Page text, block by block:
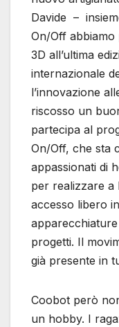
Davide –
On/Off
3D all’ultima
internazionale
l’innovazione
riscosso un
partecipa al
On/Off, che sta
appassionati di
per realizzare a
accesso libero
progetti. Il
già presente in
Coobot però
un hobby. I